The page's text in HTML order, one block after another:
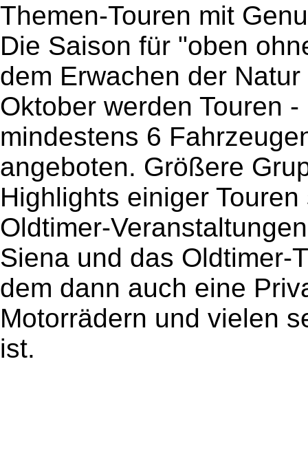
Themen-Touren mit
Die Saison für "oben
dem Erwachen der
Oktober werden Touren
mindestens 6
angeboten. Größere
Highlights einiger
Oldtimer-
Siena und das Oldtimer-
dem dann auch eine
Motorrädern und vielen
ist.